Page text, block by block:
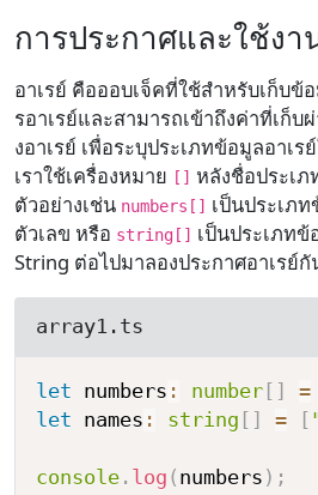
การประกาศและใช้งา
อาเรย์ คือออบเจ็คที่ใช้สำหรับเก็บ
รอาเรย์และสามารถเข้าถึงค่าที่เก็บ
งอาเรย์ เพื่อระบุประเภทข้อมูลอาเ
เราใช้เครื่องหมาย [] หลังชื่อประเ
ตัวอย่างเช่น numbers[] เป็นประเภ
ตัวเลข หรือ string[] เป็นประเภทข้
String ต่อไปมาลองประกาศอาเรย์กั
array1.ts
let numbers : number[ ] =
let names : string [ ] = [
console. log ( numbers ) ;